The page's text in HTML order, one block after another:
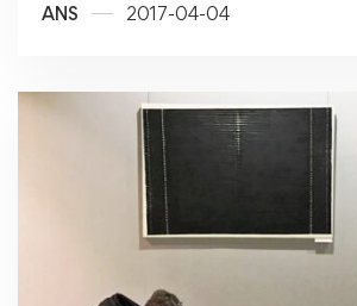
ANS 2017-04-04